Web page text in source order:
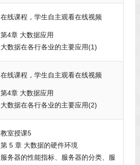
在线课程，学生自主观看在线视频
第4章 大数据应用
大数据在各行各业的主要应用(1)
在线课程，学生自主观看在线视频
第4章 大数据应用
大数据在各行各业的主要应用(2)
教室授课5
第 5 章 大数据的硬件环境
服务器的性能指标、服务器的分类、服